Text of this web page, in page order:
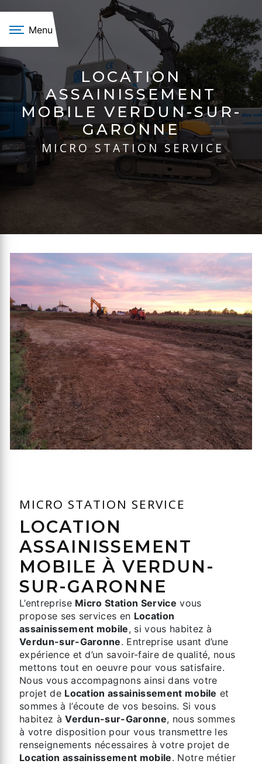
Menu
LOCATION
ASSAINISSEMENT
MOBILE VERDUN-SUR-
GARONNE
MICRO STATION SERVICE
MICRO STATION SERVICE
LOCATION
ASSAINISSEMENT
MOBILE À VERDUN-
SUR-GARONNE
L’entreprise Micro Station Service vous
propose ses services en Location
assainissement mobile, si vous habitez à
Verdun-sur-Garonne. Entreprise usant d’une
expérience et d’un savoir-faire de qualité, nous
mettons tout en oeuvre pour vous satisfaire.
Nous vous accompagnons ainsi dans votre
projet de Location assainissement mobile et
sommes à l’écoute de vos besoins. Si vous
habitez àVerdun-sur-Garonne, nous sommes
à votre disposition pour vous transmettre les
renseignements nécessaires à votre projet de
Location assainissement mobile. Notre métier
Panneau de gestion des cookies